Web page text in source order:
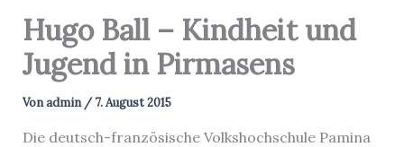
Hugo Ball – Kindheit und
Jugend in Pirmasens
Vonadmin / 7. August 2015
Die deutsch-französische Volkshochschule Pamina